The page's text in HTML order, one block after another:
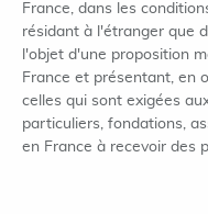
France, dans les
résidant à l'étranger que
l'objet d'une proposition
France et présentant, en
celles qui sont exigées
particuliers, fondations,
en France à recevoir des